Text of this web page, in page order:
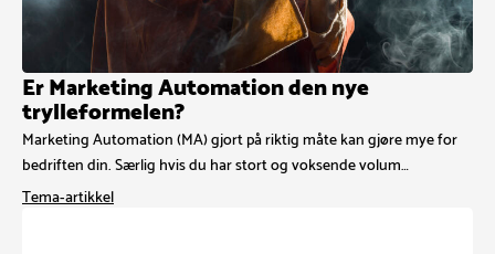
Er Marketing Automation den nye
trylleformelen?
Marketing Automation (MA) gjort på riktig måte kan gjøre mye for
bedriften din. Særlig hvis du har stort og voksende volum…
Tema-artikkel